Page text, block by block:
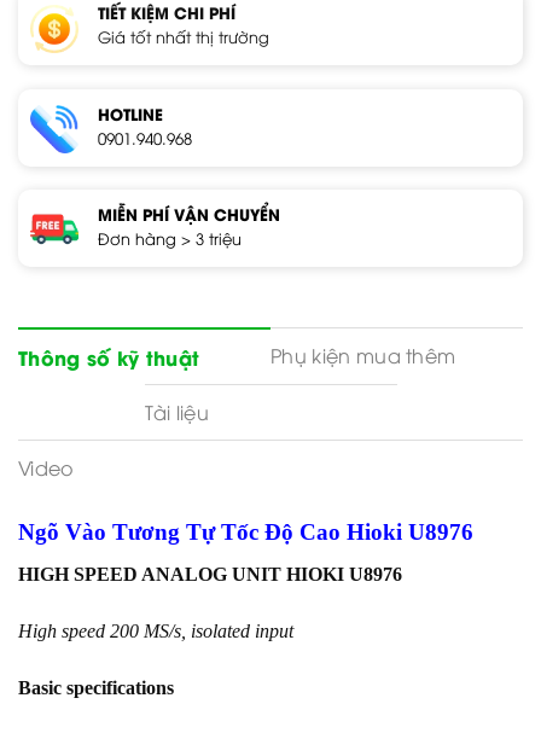
TIẾT KIỆM CHI PHÍ
Giá tốt nhất thị trường
HOTLINE
0901.940.968
MIỄN PHÍ VẬN CHUYỂN
Đơn hàng > 3 triệu
Thông số kỹ thuật Phụ kiện mua thêm
Tài liệu
Video
Ngõ Vào Tương Tự Tốc Độ Cao Hioki U8976
HIGH SPEED ANALOG UNIT HIOKI U8976
High speed 200 MS/s, isolated input
Basic specifications